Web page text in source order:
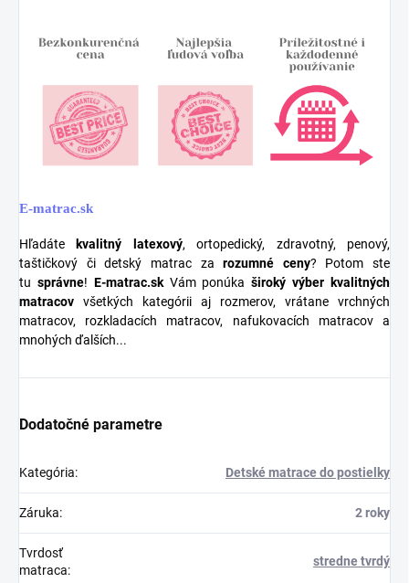
E-matrac.sk
Hľadáte kvalitný latexový, ortopedický, zdravotný, penový,
taštičkový či detský matrac zarozumné ceny? Potom ste
tu správne! E-matrac.skVám ponúka široký výber kvalitných
matracov všetkých kategórii aj rozmerov, vrátane vrchných
matracov, rozkladacích matracov, nafukovacích matracov a
mnohých ďalších...
Dodatočné parametre
Kategória: Detské matrace do postielky
Záruka: 2 roky
Tvrdosť
matraca:
stredne tvrdý